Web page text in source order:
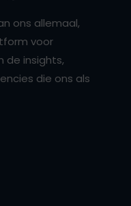
ons allemaal,
voor
de insights,
die ons als